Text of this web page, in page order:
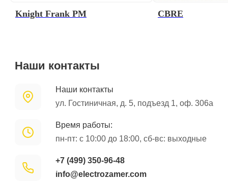
Knight Frank PM CBRE
Наши контакты
Время работы:
пн-пт: с 10:00 до 18:00, сб-вс: выходные
Наши контакты
ул. Гостиничная, д. 5, подъезд 1, оф. 306а
info@electrozamer.com
+7 (499) 350-96-48